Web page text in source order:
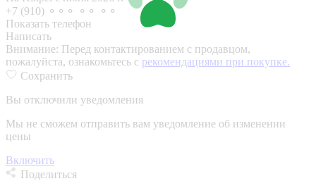
+7 (910) ⚬⚬⚬ ⚬⚬ ⚬⚬
Показать телефон
Написать
Внимание: Перед контактированием с продавцом,
пожалуйста, ознакомьтесь с рекомендациями при покупке.
Сохранить
Вы отключили уведомления
Мы не сможем отправить вам уведомление об изменении
цены
Включить
Поделиться